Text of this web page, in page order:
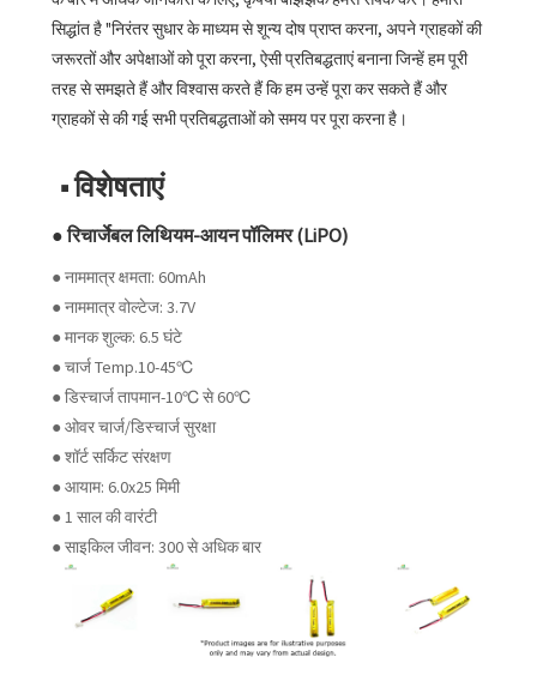
सिद्धांत है "निरंतर सुधार के माध्यम से शून्य दोष प्राप्त करना, अपने ग्राहकों की
जरूरतों और अपेक्षाओं को पूरा करना, ऐसी प्रतिबद्धताएं बनाना जिन्हें हम पूरी
तरह से समझते हैं और विश्वास करते हैं कि हम उन्हें पूरा कर सकते हैं और
ग्राहकों से की गई सभी प्रतिबद्धताओं को समय पर पूरा करना है।
■ विशेषताएं
● रिचार्जेबल लिथियम-आयन पॉलिमर (LiPO)
● नाममात्र क्षमता: 60mAh
● नाममात्र वोल्टेज: 3.7V
● मानक शुल्क: 6.5 घंटे
● चार्ज Temp.10-45℃
● डिस्चार्ज तापमान-10℃ से 60℃
● ओवर चार्ज/डिस्चार्ज सुरक्षा
● शॉर्ट सर्किट संरक्षण
● आयाम: 6.0x25 मिमी
● 1 साल की वारंटी
● साइकिल जीवन: 300 से अधिक बार